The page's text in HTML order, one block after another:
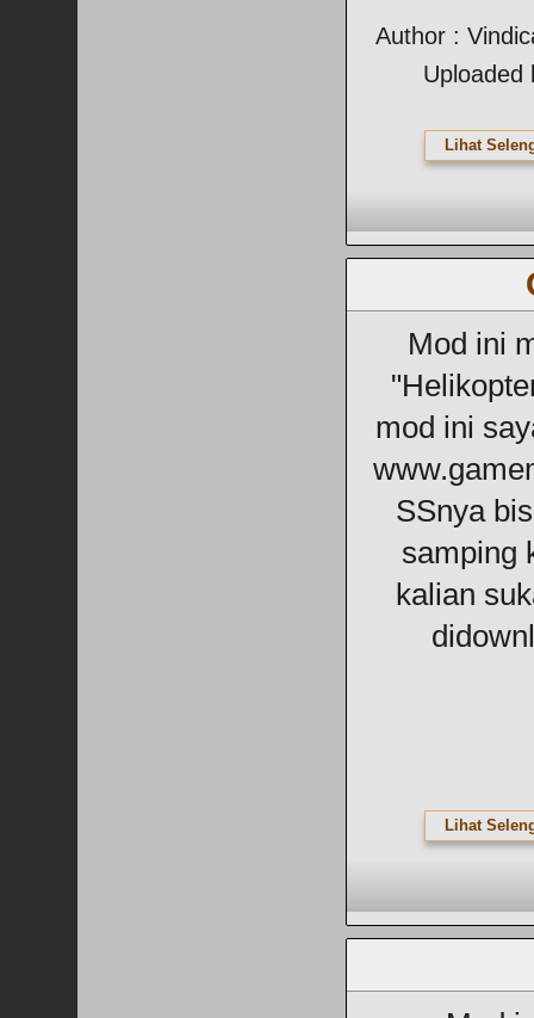
Author :
Uploaded
Lihat
Mod ini
mod ini
SSnya
samping
kalian
Lihat